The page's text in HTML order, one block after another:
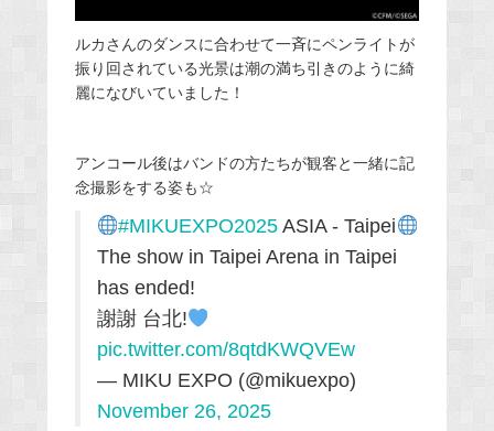
ルカさんのダンスに合わせて一斉にペンライトが
振り回されている光景は潮の満ち引きのように綺
麗になびいていました！
アンコール後はバンドの方たちが観客と一緒に記
念撮影をする姿も☆
#MIKUEXPO2025 ASIA - Taipei
The show in Taipei Arena in Taipei
has ended!
謝謝 台北!
pic.twitter.com/8qtdKWQVEw
— MIKU EXPO (@mikuexpo)
November 26, 2025